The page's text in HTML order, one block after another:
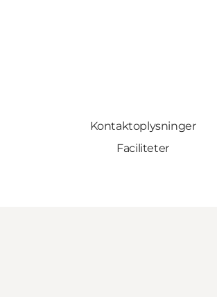
Kontaktoplysninger
Faciliteter